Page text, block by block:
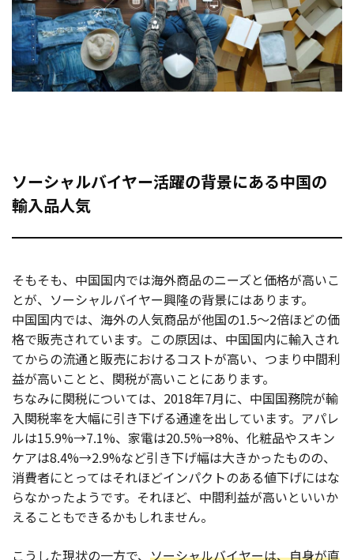
ソーシャルバイヤー活躍の背景にある中国の
輸入品人気
そもそも、中国国内では海外商品のニーズと価格が高いこ
とが、ソーシャルバイヤー興隆の背景にはあります。
中国国内では、海外の人気商品が他国の1.5〜2倍ほどの価
格で販売されています。この原因は、中国国内に輸入され
てからの流通と販売におけるコストが高い、つまり中間利
益が高いことと、関税が高いことにあります。
ちなみに関税については、2018年7月に、中国国務院が輸
入関税率を大幅に引き下げる通達を出しています。アパレ
ルは15.9%→7.1%、家電は20.5%→8%、化粧品やスキン
ケアは8.4%→2.9%など引き下げ幅は大きかったものの、
消費者にとってはそれほどインパクトのある値下げにはな
らなかったようです。それほど、中間利益が高いといいか
えることもできるかもしれません。
こうした現状の一方で、 ソーシャルバイヤーは、自身が直